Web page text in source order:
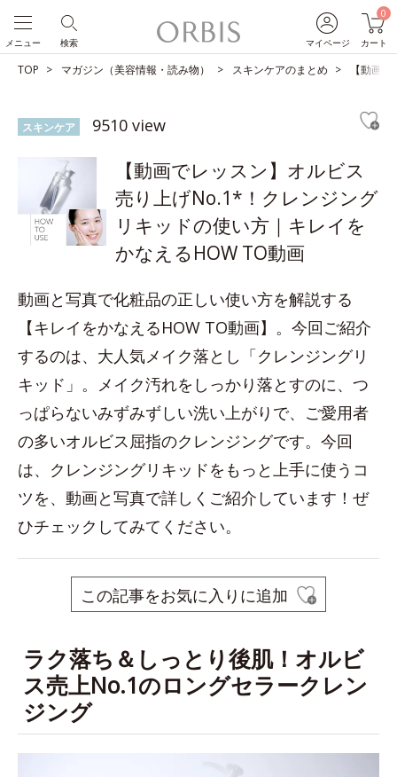
マイページ
0
カート
検索
メニュー
TOP マガジン（美容情報・読み物） スキンケアのまとめ 【動画
スキンケア 9510 view
【動画でレッスン】オルビス
売り上げNo.1*！クレンジング
リキッドの使い方｜キレイを
かなえるHOW TO動画
動画と写真で化粧品の正しい使い方を解説する
【キレイをかなえるHOW TO動画】。今回ご紹介
するのは、大人気メイク落とし「クレンジングリ
キッド」。メイク汚れをしっかり落とすのに、つ
っぱらないみずみずしい洗い上がりで、ご愛用者
の多いオルビス屈指のクレンジングです。今回
は、クレンジングリキッドをもっと上手に使うコ
ツを、動画と写真で詳しくご紹介しています！ぜ
ひチェックしてみてください。
この記事をお気に入りに追加
ラク落ち＆しっとり後肌！オルビ
ス売上No.1のロングセラークレン
ジング